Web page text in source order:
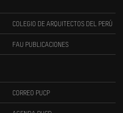
COLEGIO DE ARQUITECTOS DEL PERÚ
FAU PUBLICACIONES
CORREO PUCP